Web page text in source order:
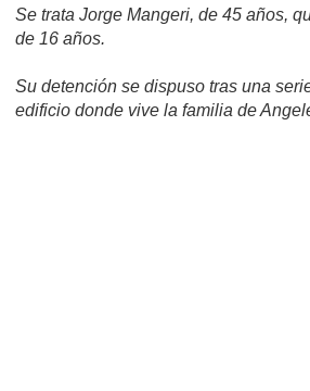
Se trata Jorge Mangeri, de 45 años,
de 16 años.
Su detención se dispuso tras una
edificio donde vive la familia de